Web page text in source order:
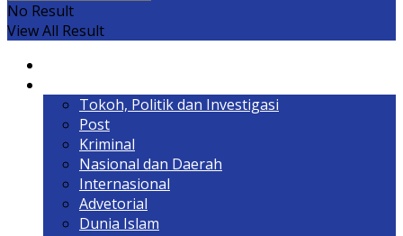
No Result
View All Result
Tokoh, Politik dan Investigasi
Post
Kriminal
Nasional dan Daerah
Internasional
Advetorial
Dunia Islam